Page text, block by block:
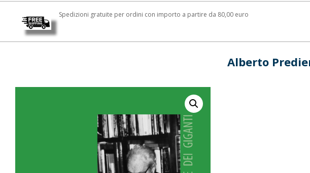
Spedizioni gratuite per ordini con importo a partire da 80,00 euro
Alberto